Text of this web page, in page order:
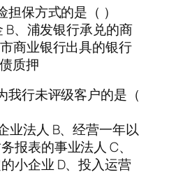
保方式的是（ ）
B、浦发银行承兑的商
商业银行出具的银行
质押
我行未评级客户的是（
业法人 B、经营一年以
报表的事业法人 C、
小企业 D、投入运营